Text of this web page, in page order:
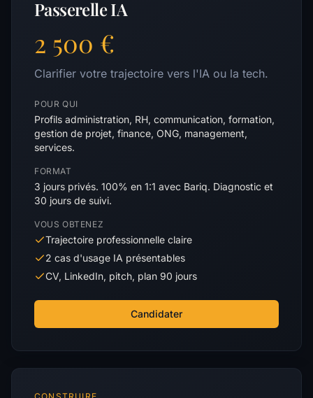
Passerelle IA
2 500 €
Clarifier votre trajectoire vers l'IA ou la tech.
POUR QUI
Profils administration, RH, communication, formation,
gestion de projet, finance, ONG, management,
services.
FORMAT
3 jours privés. 100% en 1:1 avec Bariq. Diagnostic et
30 jours de suivi.
VOUS OBTENEZ
Trajectoire professionnelle claire
2 cas d'usage IA présentables
CV, LinkedIn, pitch, plan 90 jours
Candidater